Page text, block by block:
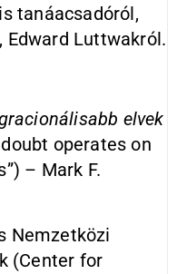
tanáacsadóról,
Luttwakról.
elvek
operates on
– Mark F.
Nemzetközi
(Center for